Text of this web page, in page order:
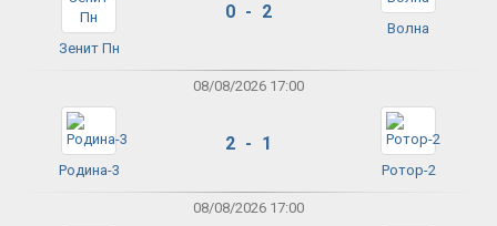
Зенит Пн
0 - 2
Волна
08/08/2026 17:00
Родина-3
2 - 1
Ротор-2
08/08/2026 17:00